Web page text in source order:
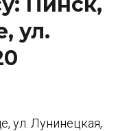
ул.
ул. Лунинецкая,